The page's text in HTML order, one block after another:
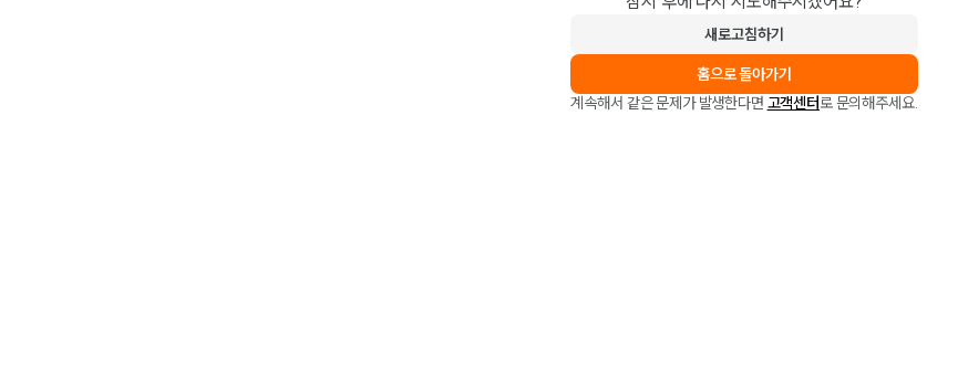
새로고침하기
홈으로 돌아가기
계속해서 같은 문제가 발생한다면 고객센터로 문의해주세요.